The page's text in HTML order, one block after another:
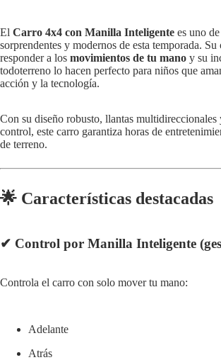
El Carro 4x4 con Manilla Inteligente es uno
sorprendentes y modernos de esta temporada. Su
responder a los movimientos de tu mano y su
todoterreno lo hacen perfecto para niños que
acción y la tecnología.
Con su diseño robusto, llantas
control, este carro garantiza horas de
de terreno.
🌟 Características destacadas
✔ Control por Manilla Inteligente
Controla el carro con solo mover tu mano:
Adelante
Atrás